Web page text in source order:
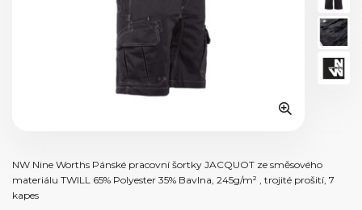
NW Nine Worths Pánské pracovní šortky JACQUOT ze směsového
materiálu TWILL 65% Polyester 35% Bavlna, 245g/m² , trojité prošití, 7
kapes